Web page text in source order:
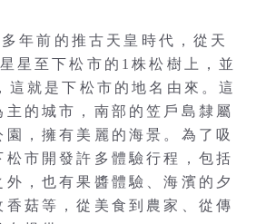
年前的推古天皇時代，從天
星至下松市的1株松樹上，並
這就是下松市的地名由來。這
的城市，南部的笠戶島隸屬
，擁有美麗的海景。為了吸
松市開發許多體驗行程，包括
，也有果醬體驗、海濱的夕
香菇等，從美食到農家、從傳